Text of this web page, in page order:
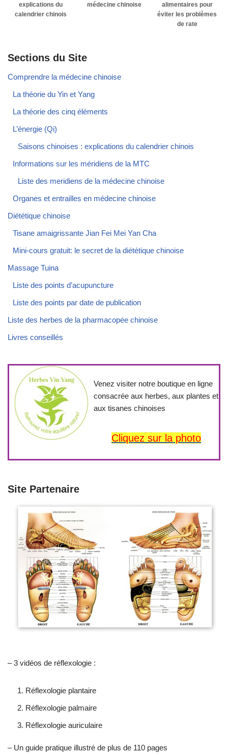
explications du
calendrier chinois
médecine chinoise
alimentaires pour
éviter les problèmes
de rate
Sections du Site
Comprendre la médecine chinoise
La théorie du Yin et Yang
La théorie des cinq éléments
L’énergie (Qi)
Saisons chinoises : explications du calendrier chinois
Informations sur les méridiens de la MTC
Liste des meridiens de la médecine chinoise
Organes et entrailles en médecine chinoise
Diététique chinoise
Tisane amaigrissante Jian Fei Mei Yan Cha
Mini-cours gratuit: le secret de la diététique chinoise
Massage Tuina
Liste des points d’acupuncture
Liste des points par date de publication
Liste des herbes de la pharmacopée chinoise
Livres conseillés
Venez visiter notre boutique en ligne
consacrée aux herbes, aux plantes et
aux tisanes chinoises
Cliquez sur la photo
Site Partenaire
– 3 vidéos de réflexologie :
Réflexologie plantaire
Réflexologie palmaire
Réflexologie auriculaire
– Un guide pratique illustré de plus de 110 pages